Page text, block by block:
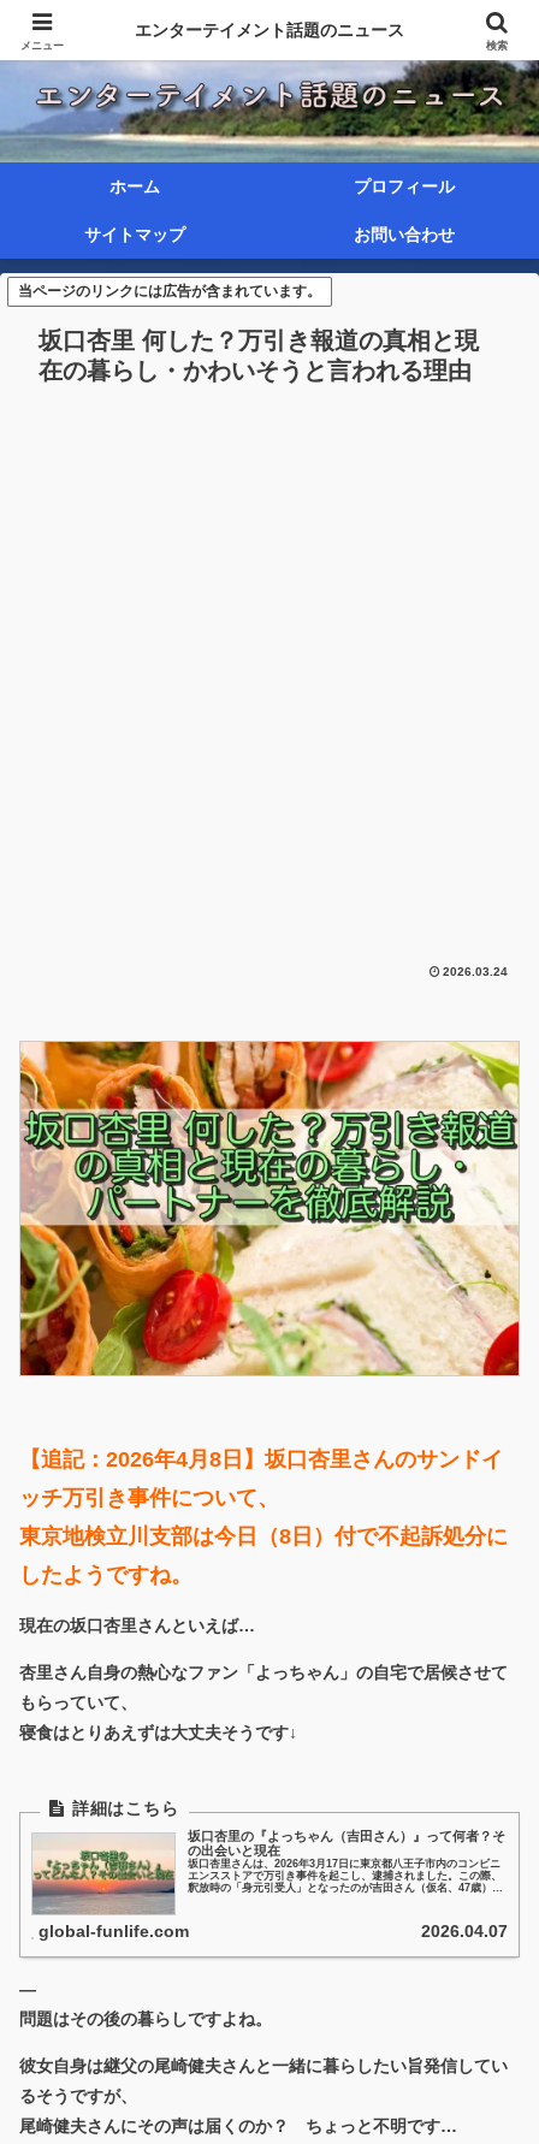
ホーム プロフィール
サイトマップ お問い合わせ
当ページのリンクには広告が含まれています。
坂口杏里 何した？万引き報道の真相と現
在の暮らし・かわいそうと言われる理由
2026.03.24
【追記：2026年4月8日】坂口杏里さんのサンドイ
ッチ万引き事件について、
東京地検立川支部は今日（8日）付で不起訴処分に
したようですね。
現在の坂口杏里さんといえば…
杏里さん自身の熱心なファン「よっちゃん」の自宅で居候させて
もらっていて、
寝食はとりあえずは大丈夫そうです↓
坂口杏里の『よっちゃん（吉田さん）』って何者？そ
の出会いと現在
坂口杏里さんは、2026年3月17日に東京都八王子市内のコンビニ
エンスストアで万引き事件を起こし、逮捕されました。この際、
釈放時の「身元引受人」となったのが吉田さん（仮名、47歳）と
global-funlife.com 2026.04.07
—
問題はその後の暮らしですよね。
彼女自身は継父の尾崎健夫さんと一緒に暮らしたい旨発信してい
るそうですが、
尾崎健夫さんにその声は届くのか？ ちょっと不明です…
メニュー
エンターテイメント話題のニュース
検索